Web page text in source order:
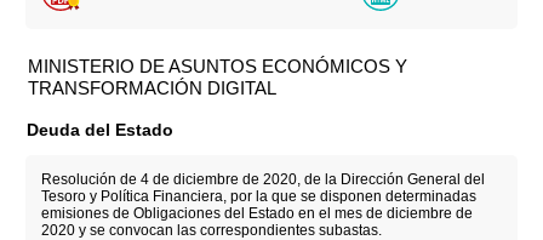
MINISTERIO DE ASUNTOS ECONÓMICOS Y
TRANSFORMACIÓN DIGITAL
Deuda del Estado
Resolución de 4 de diciembre de 2020, de la Dirección General del
Tesoro y Política Financiera, por la que se disponen determinadas
emisiones de Obligaciones del Estado en el mes de diciembre de
2020 y se convocan las correspondientes subastas.